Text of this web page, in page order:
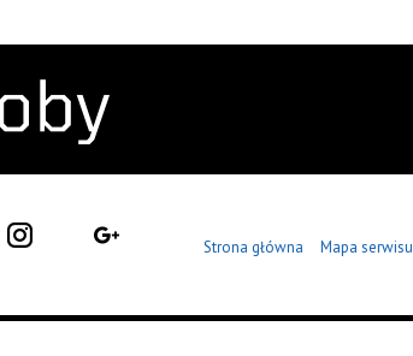
Strona główna Mapa serwisu